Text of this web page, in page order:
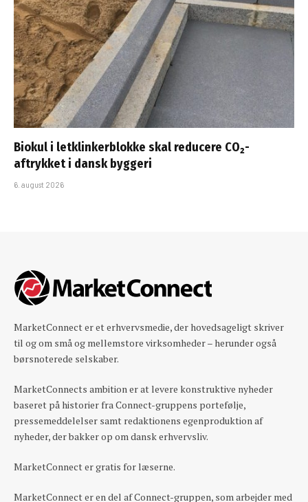
Biokul i letklinkerblokke skal reducere CO₂-
aftrykket i dansk byggeri
6. august 2026
MarketConnect er et erhvervsmedie, der hovedsageligt skriver
til og om små og mellemstore virksomheder – herunder også
børsnoterede selskaber.
MarketConnects ambition er at levere konstruktive nyheder
baseret på historier fra Connect-gruppens portefølje,
pressemeddelelser samt redaktionens egenproduktion af
nyheder, der bakker op om dansk erhvervsliv.
MarketConnect er gratis for læserne.
MarketConnect er en del af Connect-gruppen, som arbejder med